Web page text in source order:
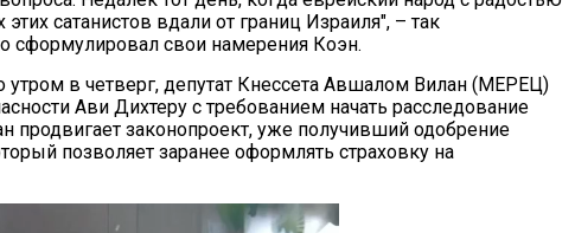
этих сатанистов вдали от границ Израиля", – так
сформулировал свои намерения Коэн.
утром в четверг, депутат Кнессета Авшалом Вилан (МЕРЕЦ)
Ави Дихтеру с требованием начать расследование
продвигает законопроект, уже получивший одобрение
позволяет заранее оформлять страховку на